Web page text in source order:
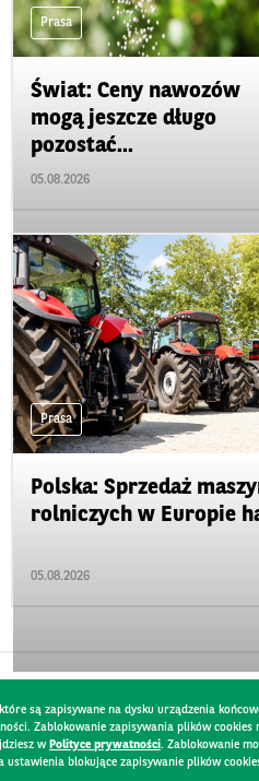
Prasa
Świat: Ceny nawozów
mogą jeszcze długo
pozostać...
05.08.2026
Prasa
Polska: Sprzedaż
rolniczych w Europie
05.08.2026
są zapisywane na dysku urządzenia
Zablokowanie zapisywania plików
w Polityce prywatności. Zablokowanie
blokujące zapisywanie plików